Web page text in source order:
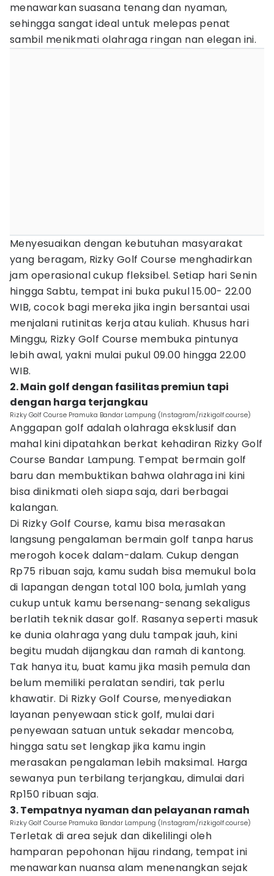
menawarkan suasana tenang dan nyaman,
sehingga sangat ideal untuk melepas penat
sambil menikmati olahraga ringan nan elegan ini.
Menyesuaikan dengan kebutuhan masyarakat
yang beragam, Rizky Golf Course menghadirkan
jam operasional cukup fleksibel. Setiap hari Senin
hingga Sabtu, tempat ini buka pukul 15.00- 22.00
WIB, cocok bagi mereka jika ingin bersantai usai
menjalani rutinitas kerja atau kuliah. Khusus hari
Minggu, Rizky Golf Course membuka pintunya
lebih awal, yakni mulai pukul 09.00 hingga 22.00
WIB.
2. Main golf dengan fasilitas premiun tapi
dengan harga terjangkau
Rizky Golf Course Pramuka Bandar Lampung (Instagram/rizkigolf.course)
Anggapan golf adalah olahraga eksklusif dan
mahal kini dipatahkan berkat kehadiran Rizky Golf
Course Bandar Lampung. Tempat bermain golf
baru dan membuktikan bahwa olahraga ini kini
bisa dinikmati oleh siapa saja, dari berbagai
kalangan.
Di Rizky Golf Course, kamu bisa merasakan
langsung pengalaman bermain golf tanpa harus
merogoh kocek dalam-dalam. Cukup dengan
Rp75 ribuan saja, kamu sudah bisa memukul bola
di lapangan dengan total 100 bola, jumlah yang
cukup untuk kamu bersenang-senang sekaligus
berlatih teknik dasar golf. Rasanya seperti masuk
ke dunia olahraga yang dulu tampak jauh, kini
begitu mudah dijangkau dan ramah di kantong.
Tak hanya itu, buat kamu jika masih pemula dan
belum memiliki peralatan sendiri, tak perlu
khawatir. Di Rizky Golf Course, menyediakan
layanan penyewaan stick golf, mulai dari
penyewaan satuan untuk sekadar mencoba,
hingga satu set lengkap jika kamu ingin
merasakan pengalaman lebih maksimal. Harga
sewanya pun terbilang terjangkau, dimulai dari
Rp150 ribuan saja.
3. Tempatnya nyaman dan pelayanan ramah
Rizky Golf Course Pramuka Bandar Lampung (Instagram/rizkigolf.course)
Terletak di area sejuk dan dikelilingi oleh
hamparan pepohonan hijau rindang, tempat ini
menawarkan nuansa alam menenangkan sejak